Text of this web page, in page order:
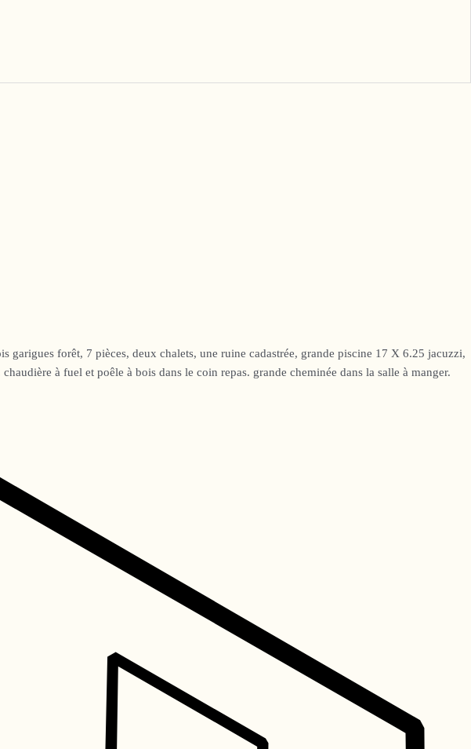
forêt, 7 pièces, deux chalets, une ruine cadastrée, grande piscine 17 X 6.25 jacuzzi,
à fuel et poêle à bois dans le coin repas. grande cheminée dans la salle à manger.